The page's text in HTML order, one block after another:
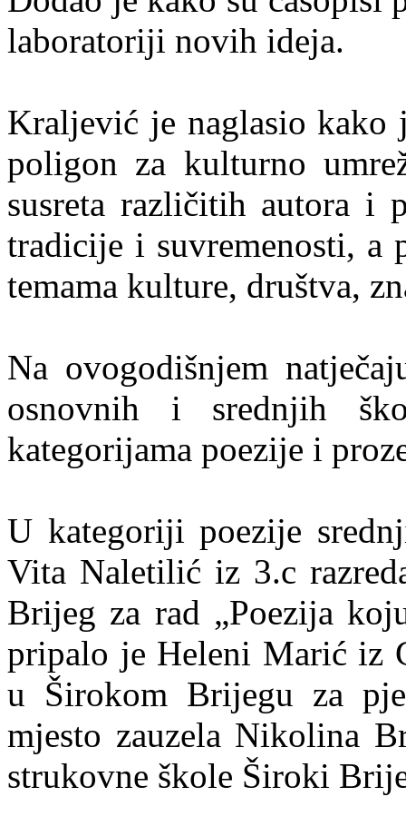
laboratoriji novih ideja.
Kraljević je naglasio kako
poligon za kulturno
susreta različitih autora i
tradicije i suvremenosti, a
temama kulture, društva,
Na ovogodišnjem
osnovnih i srednjih
kategorijama poezije i
U kategoriji poezije
Vita Naletilić iz 3.c
Brijeg za rad „Poezija
pripalo je Heleni Marić iz
u Širokom Brijegu za
mjesto zauzela Nikolina
strukovne škole Široki